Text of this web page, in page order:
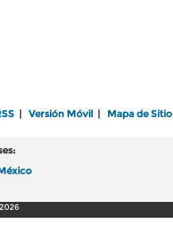
Versión Móvil Mapa de Sitio